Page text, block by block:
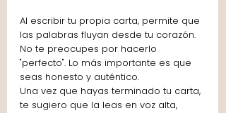
Al escribir tu propia carta, permite que
las palabras fluyan desde tu corazón.
No te preocupes por hacerlo
"perfecto". Lo más importante es que
seas honesto y auténtico.
Una vez que hayas terminado tu carta,
te sugiero que la leas en voz alta,